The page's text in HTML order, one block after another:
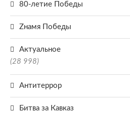
80-летие Победы
Zнамя Победы
Актуальное
(28 998)
Антитеррор
Битва за Кавказ